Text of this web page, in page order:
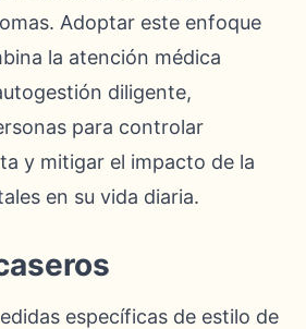
Adoptar este enfoque
la atención médica
diligente,
para controlar
y mitigar el impacto de la
en su vida diaria.
específicas de estilo de